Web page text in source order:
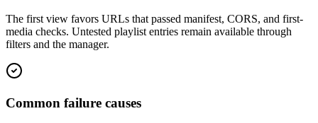
The first view favors URLs that passed manifest, CORS, and first-
media checks. Untested playlist entries remain available through
filters and the manager.
Common failure causes